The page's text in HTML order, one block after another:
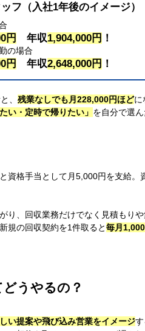
フ（入社1年後のイメージ）
円 年収1,904,000円 ！
の場合
円 年収2,648,000円 ！
、 残業なしでも月228,000円ほどに
たい・定時で帰りたい」 を自分で選
資格手当として月5,000円を支給
り、回収業務だけでなく見積もり
規の回収契約を1件取ると毎月
うやるの？
い提案や飛び込み営業をイメージ